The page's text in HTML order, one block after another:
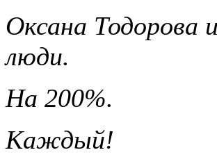
Оксана Тодорова
люди.
На 200%.
Каждый!